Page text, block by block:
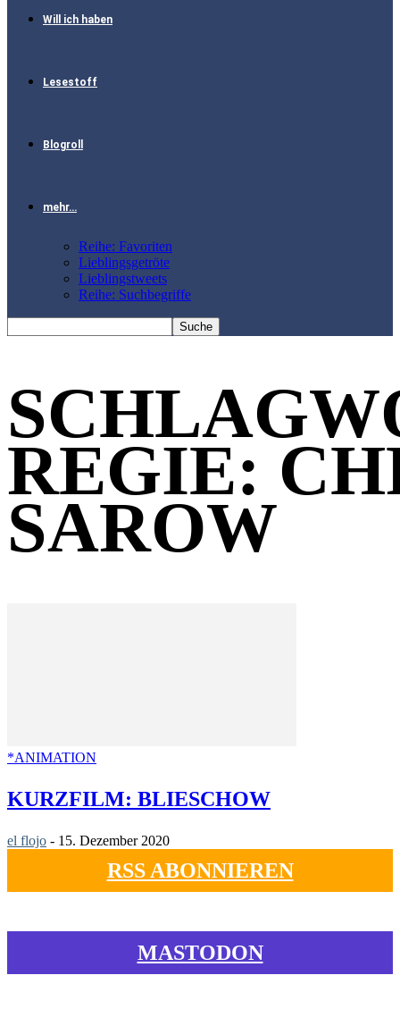
Will ich haben
Lesestoff
Blogroll
mehr…
Reihe: Favoriten
Lieblingsgetröte
Lieblingstweets
Reihe: Suchbegriffe
REGIE:
SAROW
*ANIMATION
KURZFILM: BLIESCHOW
el flojo - 15. Dezember 2020
RSS ABONNIEREN
MASTODON